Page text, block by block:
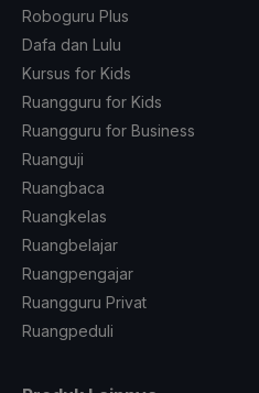
Roboguru Plus
Dafa dan Lulu
Kursus for Kids
Ruangguru for Kids
Ruangguru for Business
Ruanguji
Ruangbaca
Ruangkelas
Ruangbelajar
Ruangpengajar
Ruangguru Privat
Ruangpeduli